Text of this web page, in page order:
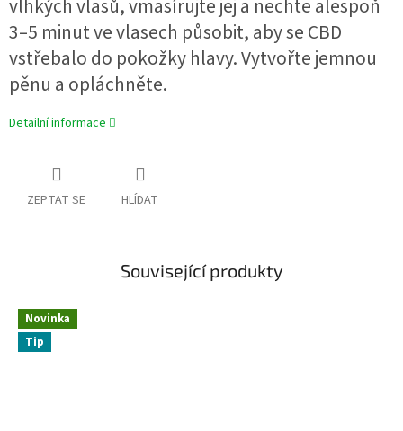
vlhkých vlasů, vmasírujte jej a nechte alespoň
3–5 minut ve vlasech působit, aby se CBD
vstřebalo do pokožky hlavy. Vytvořte jemnou
pěnu a opláchněte.
Detailní informace
ZEPTAT SE HLÍDAT
Související produkty
Novinka
Tip